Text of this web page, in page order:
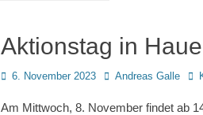
Aktionstag in
Posted
6. November 2023 AutorAndreas Galle
Am Mittwoch, 8. November findet ab